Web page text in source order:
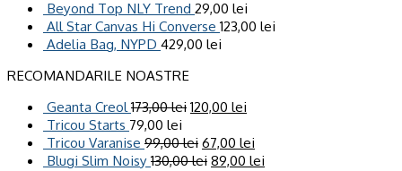
Beyond Top NLY Trend 29,00 lei
All Star Canvas Hi Converse 123,00 lei
Adelia Bag, NYPD 429,00 lei
RECOMANDARILE NOASTRE
Geanta Creol 173,00lei 120,00 lei
Tricou Starts 79,00 lei
Tricou Varanise 99,00lei 67,00 lei
Blugi Slim Noisy 130,00lei 89,00 lei